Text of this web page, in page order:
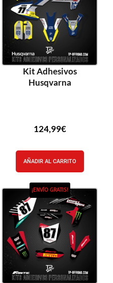
Kit Adhesivos
Husqvarna
124,99€
AÑADIR AL CARRITO
¡ENVÍO GRATIS!